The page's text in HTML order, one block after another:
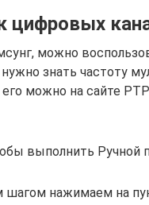
цифровых
можно
нужно знать частоту
можно на сайте
выполнить Ручной
нажимаем на